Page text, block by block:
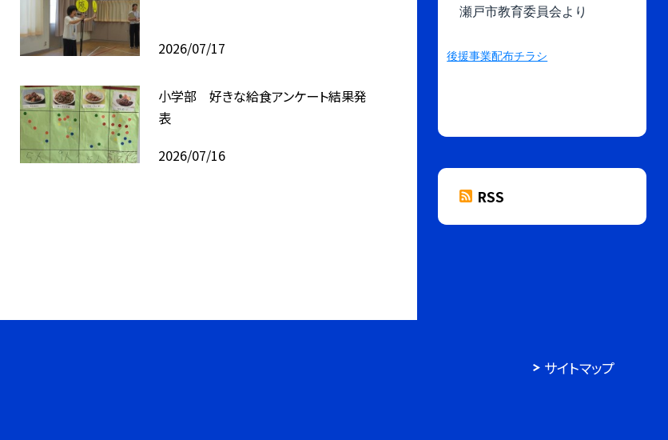
2026/07/17
小学部 好きな給食アンケート結果発
表
2026/07/16
瀬戸市教育委員会より
後援事業配布チラシ
RSS
サイトマップ